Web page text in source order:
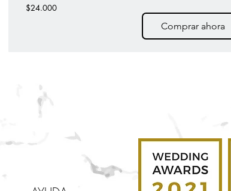
$24.000
Comprar ahora